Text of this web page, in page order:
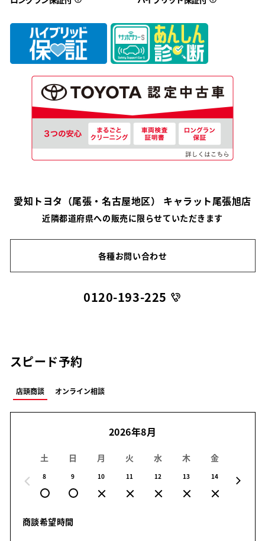
愛知トヨタ（尾張・名古屋地区） キャラット尾張旭店
近隣都道府県への販売に限らせていただきます
各種お問い合わせ
0120-193-225
スピード予約
店頭商談 オンライン相談
2026年8月
土
8
日
9
月
10
火
11
水
12
木
13
金
14
商談希望時間